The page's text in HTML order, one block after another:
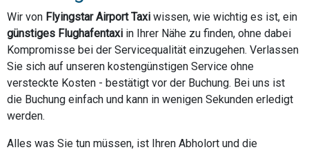
Wir von Flyingstar Airport Taxi wissen, wie wichtig es ist, ein
günstiges Flughafentaxi in Ihrer Nähe zu finden, ohne dabei
Kompromisse bei der Servicequalität einzugehen. Verlassen
Sie sich auf unseren kostengünstigen Service ohne
versteckte Kosten - bestätigt vor der Buchung. Bei uns ist
die Buchung einfach und kann in wenigen Sekunden erledigt
werden.
Alles was Sie tun müssen, ist Ihren Abholort und die